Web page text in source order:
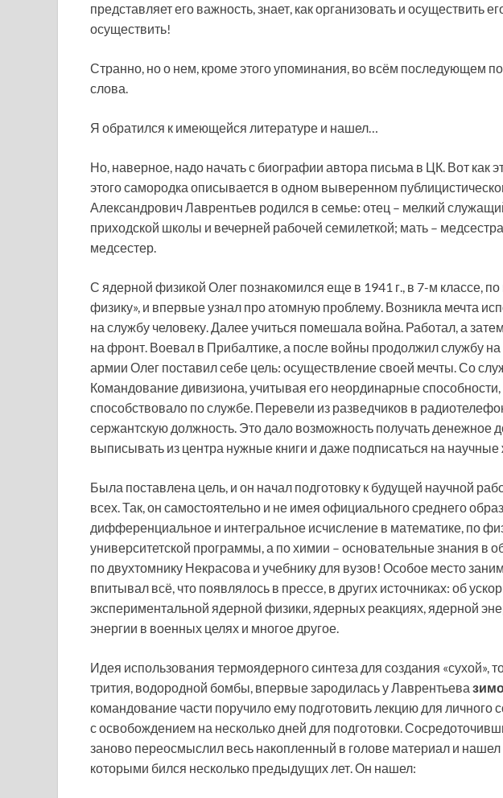
представляет его важность, знает, как организовать и осуществить
осуществить!
Странно, но о нем, кроме этого упоминания, во всём последующем
слова.
Я обратился к имеющейся литературе и нашел…
Но, наверное, надо начать с биографии автора письма в ЦК. Вот как
этого самородка описывается в одном выверенном
Александрович Лаврентьев родился в семье: отец – мелкий
приходской школы и вечерней рабочей семилеткой; мать –
медсестер.
С ядерной физикой Олег познакомился еще в 1941 г., в 7-м классе,
физику», и впервые узнал про атомную проблему. Возникла мечта
на службу человеку. Далее учиться помешала война. Работал, а
на фронт. Воевал в Прибалтике, а после войны продолжил службу
армии Олег поставил себе цель: осуществление своей мечты. Со
Командование дивизиона, учитывая его неординарные способности,
способствовало по службе. Перевели из разведчиков в
сержантскую должность. Это дало возможность получать денежное
выписывать из центра нужные книги и даже подписаться на
Была поставлена цель, и он начал подготовку к будущей научной
всех. Так, он самостоятельно и не имея официального среднего
дифференциальное и интегральное исчисление в математике, по
университетской программы, а по химии – основательные знания в
по двухтомнику Некрасова и учебнику для вузов! Особое место
впитывал всё, что появлялось в прессе, в других источниках: об
экспериментальной ядерной физики, ядерных реакциях, ядерной
энергии в военных целях и многое другое.
Идея использования термоядерного синтеза для создания «сухой»,
трития, водородной бомбы, впервые зародилась у Лаврентьева
командование части поручило ему подготовить лекцию для личного
с освобождением на несколько дней для подготовки.
заново переосмыслил весь накопленный в голове материал и
которыми бился несколько предыдущих лет. Он нашел: